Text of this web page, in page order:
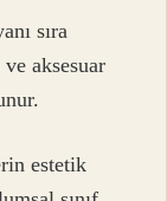
sıra
aksesuar
estetik